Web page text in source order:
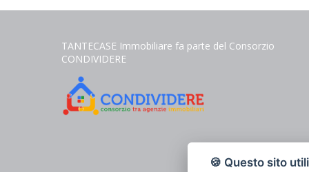
TANTECASE Immobiliare fa parte del Consorzio
CONDIVIDERE
🍪 Questo sito